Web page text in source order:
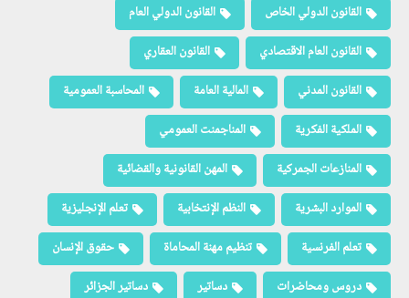
القانون الدولي الخاص
القانون الدولي العام
القانون العام الاقتصادي
القانون العقاري
القانون المدني
المالية العامة
المحاسبة العمومية
الملكية الفكرية
المناجمنت العمومي
المنازعات الجمركية
المهن القانونية والقضائية
الموارد البشرية
النظم الإنتخابية
تعلم الإنجليزية
تعلم الفرنسية
تنظيم مهنة المحاماة
حقوق الإنسان
دروس ومحاضرات
دساتير دساتير الجزائر